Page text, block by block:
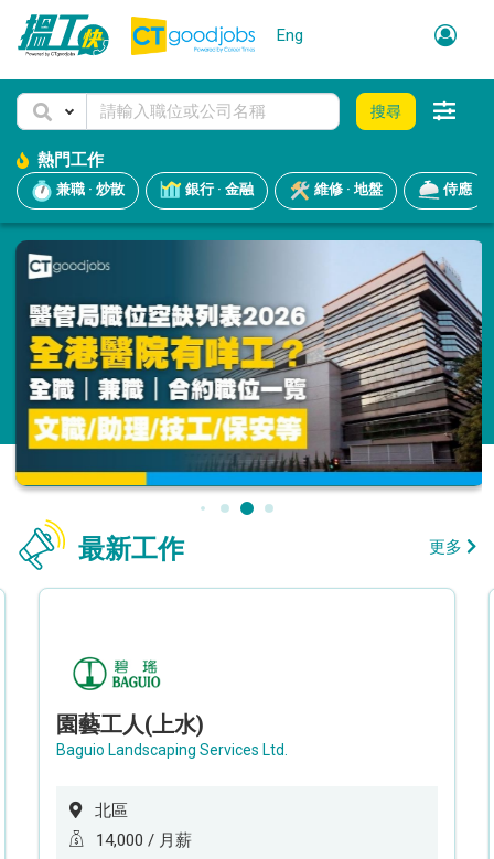
Eng
搜尋
熱門工作
兼職 · 炒散 銀行 · 金融 維修 · 地盤 侍應
最新工作 更多
園藝工人(上水)
Baguio Landscaping Services Ltd.
北區
14,000 / 月薪